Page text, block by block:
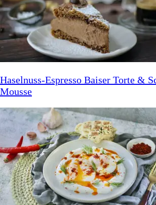
Haselnuss-Espresso Baiser Torte &
Mousse